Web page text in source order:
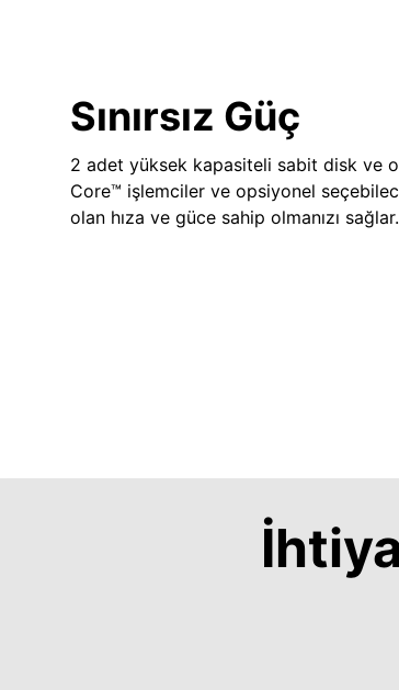
Sınırsız Güç
2 adet yüksek kapasiteli sabit disk ve
Core™ işlemciler ve opsiyonel
olan hıza ve güce sahip olmanızı sağlar.